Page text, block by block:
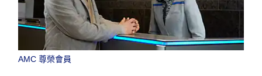
AMC 尊榮會員